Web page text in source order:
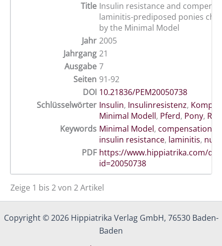
Title Insulin resistance and
laminitis-prediposed ponies
by the Minimal Model
Jahr 2005
Jahrgang 21
Ausgabe 7
Seiten 91-92
DOI 10.21836/PEM20050738
Schlüsselwörter Insulin, Insulinresistenz,
Minimal Modell, Pferd, Pony,
Keywords Minimal Model, compensation
insulin resistance, laminitis,
PDF https://www.hippiatrika.com/
id=20050738
Zeige 1 bis 2 von 2 Artikel
Copyright © 2026 Hippiatrika Verlag GmbH, 76530 Baden-
Baden